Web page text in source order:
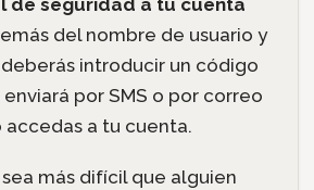
de seguridad a tu cuenta
del nombre de usuario y
introducir un código
por SMS o por correo
accedas a tu cuenta.
más difícil que alguien